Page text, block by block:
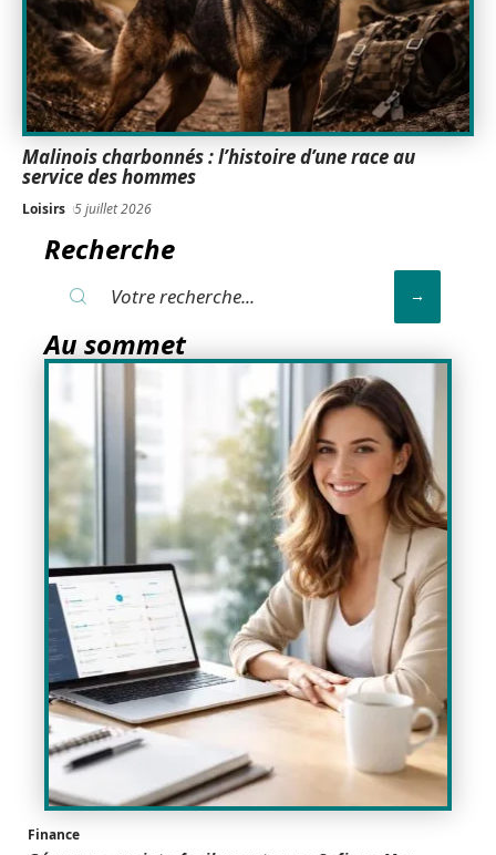
Malinois charbonnés : l’histoire d’une race au
service des hommes
Loisirs 5 juillet 2026
Recherche
Au sommet
Finance